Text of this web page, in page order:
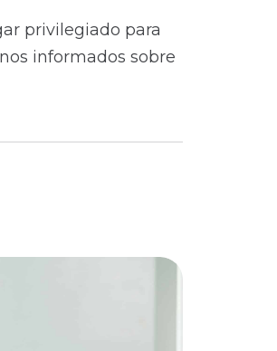
privilegiado para
informados sobre